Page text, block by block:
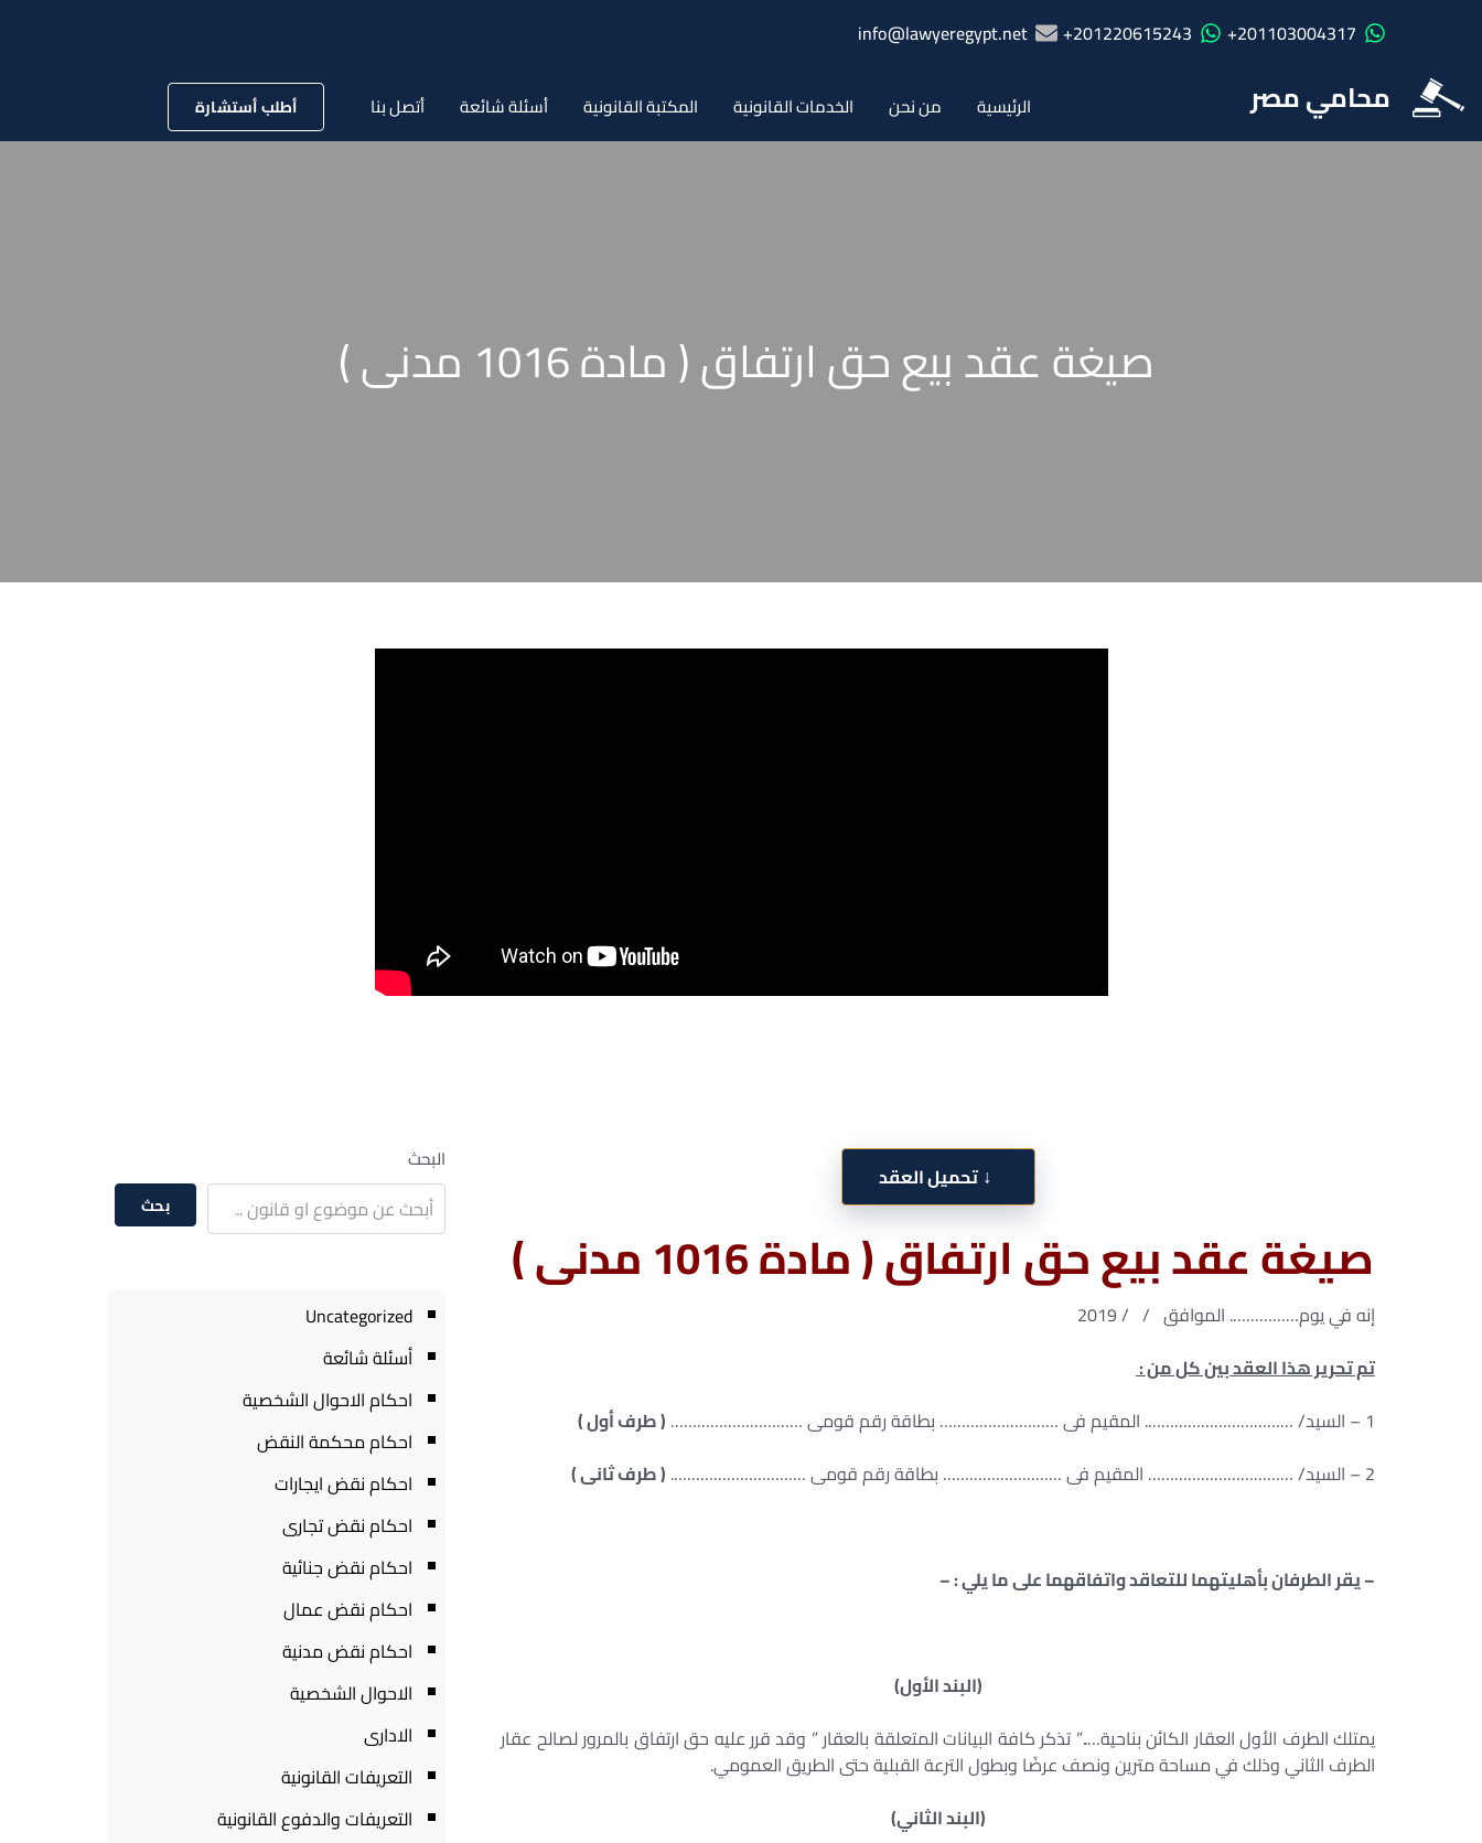
201103004317+
201220615243+
info@lawyeregypt.net
محامي مصر الرئيسية من نحن الخدمات القانونية المكتبة القانونية أسئلة شائعة أتصل بنا أطلب أستشارة
صيغة عقد بيع حق ارتفاق ( مادة 1016 مدنى )
↓ تحميل العقد
صيغة عقد بيع حق ارتفاق ( مادة 1016 مدنى )
إنه في يوم……………. الموافق / / 2019
تم تحرير هذا العقد بين كل من :
1 – السيد/ ……………………………. المقيم فى ……………………… بطاقة رقم قومى …………………………
( طرف أول )
2 – السيد/ …………………………… المقيم فى ……………………… بطاقة رقم قومى ………………………….
( طرف ثانى )
– يقر الطرفان بأهليتهما للتعاقد واتفاقهما على ما يلي : –
(البند الأول)
يمتلك الطرف الأول العقار الكائن بناحية…..” تذكر كافة البيانات المتعلقة بالعقار ” وقد قرر عليه حق ارتفاق بالمرور لصالح عقار
الطرف الثاني وذلك في مساحة مترين ونصف عرضًا وبطول الترعة القبلية حتى الطريق العمومي.
(البند الثاني)
البحث
بحث
Uncategorized
أسئلة شائعة
احكام الاحوال الشخصية
احكام محكمة النقض
احكام نقض ايجارات
احكام نقض تجارى
احكام نقض جنائية
احكام نقض عمال
احكام نقض مدنية
الاحوال الشخصية
الادارى
التعريفات القانونية
التعريفات والدفوع القانونية